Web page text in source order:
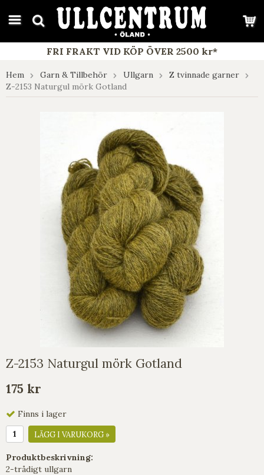
google-site-verification: google7e4b1026db5d9f32.html
FRI FRAKT VID KÖP ÖVER 2500 kr*
Hem Garn & Tillbehör Ullgarn
Z tvinnade garner
Z-2153 Naturgul mörk Gotland
Z-2153 Naturgul mörk Gotland
175 kr
Finns i lager
LÄGG I VARUKORG »
Produktbeskrivning:
2-trådigt ullgarn